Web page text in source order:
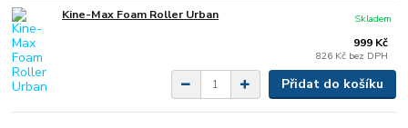
Kine-Max Foam Roller Urban
999 Kč
826 Kč bez DPH
Skladem
Přidat do košíku